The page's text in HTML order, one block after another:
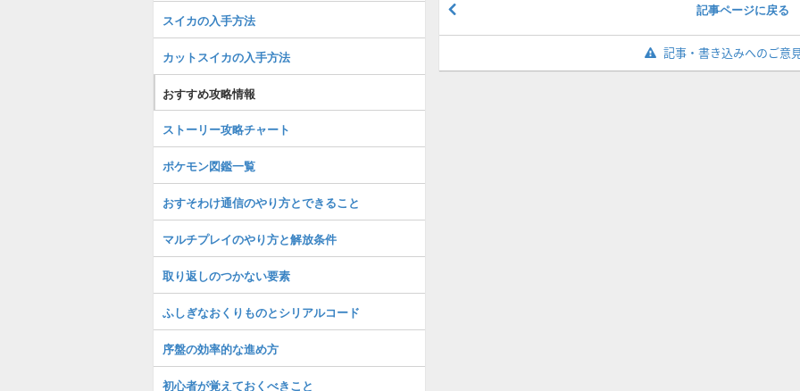
記事ページに戻る
記事・書き込みへのご意
スイカの入手方法
カットスイカの入手方法
おすすめ攻略情報
ストーリー攻略チャート
ポケモン図鑑一覧
おすそわけ通信のやり方とできること
マルチプレイのやり方と解放条件
取り返しのつかない要素
ふしぎなおくりものとシリアルコード
序盤の効率的な進め方
初心者が覚えておくべきこと